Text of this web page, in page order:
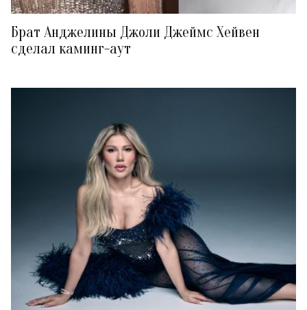
Брат Анджелины Джоли Джеймс Хейвен
сделал каминг-аут